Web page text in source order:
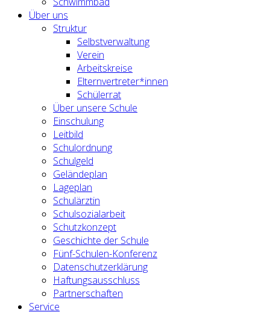
Über uns
Struktur
Selbstverwaltung
Verein
Arbeitskreise
Elternvertreter*innen
Schülerrat
Über unsere Schule
Einschulung
Leitbild
Schulordnung
Schulgeld
Geländeplan
Lageplan
Schulärztin
Schulsozialarbeit
Schutzkonzept
Geschichte der Schule
Fünf-Schulen-Konferenz
Datenschutzerklärung
Haftungsausschluss
Partnerschaften
Service